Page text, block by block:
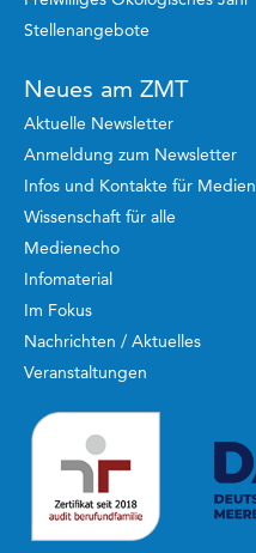
Stellenangebote
Neues am ZMT
Aktuelle Newsletter
Anmeldung zum Newsletter
Infos und Kontakte für Medien
Wissenschaft für alle
Medienecho
Infomaterial
Im Fokus
Nachrichten / Aktuelles
Veranstaltungen